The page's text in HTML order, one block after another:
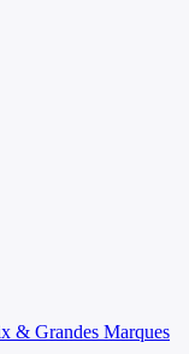
& Grandes Marques